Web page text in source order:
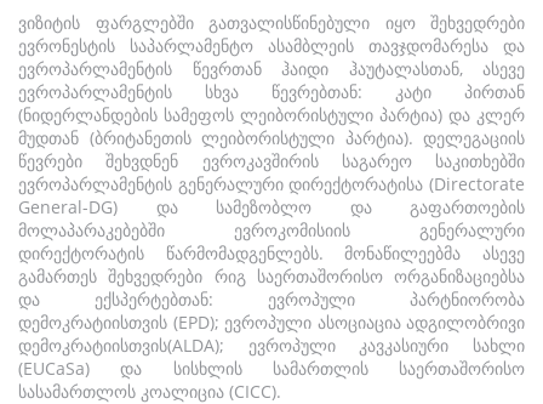
ვიზიტის ფარგლებში გათვალისწინებული იყო შეხვედრები
ევრონესტის საპარლამენტო ასამბლეის თავჯდომარესა და
ევროპარლამენტის წევრთან ჰაიდი ჰაუტალასთან, ასევე
ევროპარლამენტის სხვა წევრებთან: კატი პირთან
(ნიდერლანდების სამეფოს ლეიბორისტული პარტია) და კლერ
მუდთან (ბრიტანეთის ლეიბორისტული პარტია). დელეგაციის
წევრები შეხვდნენ ევროკავშირის საგარეო საკითხებში
ევროპარლამენტის გენერალური დირექტორატისა (Directorate
General-DG) და სამეზობლო და გაფართოების
მოლაპარაკებებში ევროკომისიის გენერალური
დირექტორატის წარმომადგენლებს. მონაწილეებმა ასევე
გამართეს შეხვედრები რიგ საერთაშორისო ორგანიზაციებსა
და ექსპერტებთან: ევროპული პარტნიორობა
დემოკრატიისთვის (EPD); ევროპული ასოციაცია ადგილობრივი
დემოკრატიისთვის(ALDA); ევროპული კავკასიური სახლი
(EUCaSa) და სისხლის სამართლის საერთაშორისო
სასამართლოს კოალიცია (CICC).